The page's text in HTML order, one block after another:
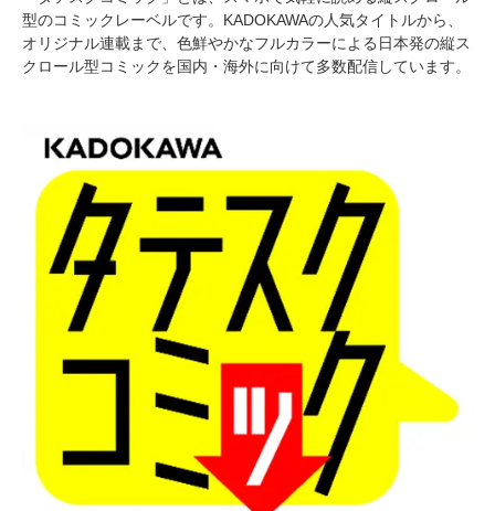
型のコミックレーベルです。KADOKAWAの人気タイトルから、
オリジナル連載まで、色鮮やかなフルカラーによる日本発の縦ス
クロール型コミックを国内・海外に向けて多数配信しています。